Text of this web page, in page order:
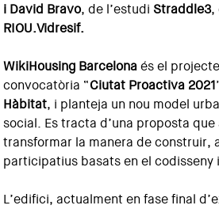
i David Bravo, de l’estudi Straddle3,
RIOU.Vidresif.
WikiHousing Barcelonaés el
convocatòria “Ciutat Proactiva 2021
Hàbitat, i planteja un nou model
social. Es tracta d’una proposta
transformar la manera de construir,
participatius basats en el codisseny
L’edifici, actualment en fase final